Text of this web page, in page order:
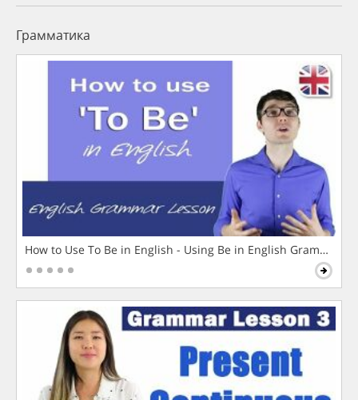
Грамматика
How to Use To Be in English - Using Be in English Grammar